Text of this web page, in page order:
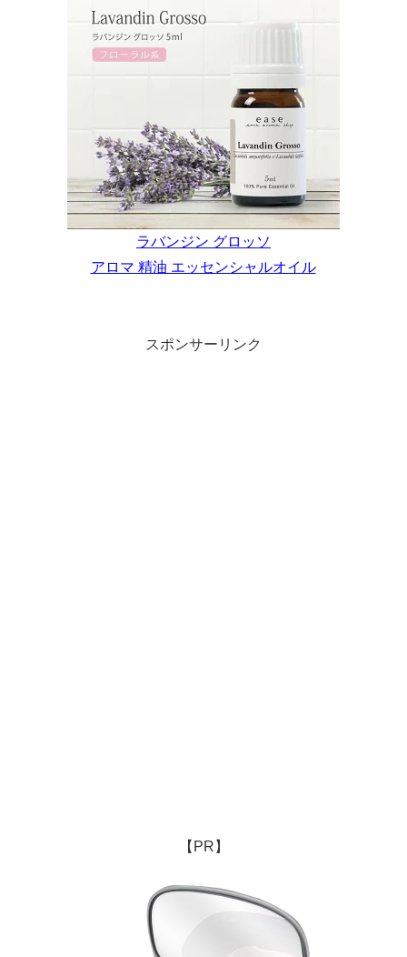
ラバンジン グロッソ
アロマ 精油 エッセンシャルオイル
スポンサーリンク
【PR】